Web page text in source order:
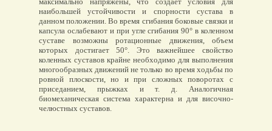
наибольшей устойчивости и спорности сустава в
данном положении. Во время сгибания боковые связки и
капсула ослабевают и при угле сгибания 90° в коленном
суставе возможны ротационные движения, объем
которых достигает 50°. Это важнейшее свойство
коленных суставов крайне необходимо для выполнения
многообразных движений не только во время ходьбы по
ровной плоскости, но и при сложных поворотах с
приседанием, прыжках и т. д. Аналогичная
биомеханическая система характерна и для височно-
челюстных суставов.